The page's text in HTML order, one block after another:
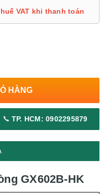
VAT khi thanh toán
HÀNG
TP. HCM: 0902295879
GX602B-HK